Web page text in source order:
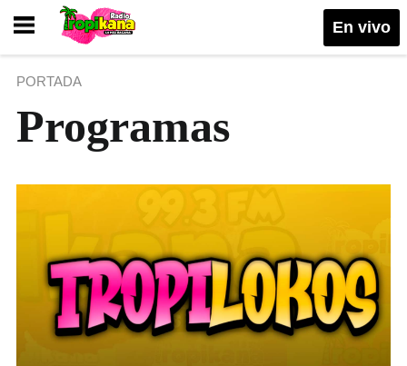
En vivo
PORTADA
Programas